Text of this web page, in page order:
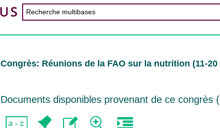
Congrès: Réunions de la FAO sur la nutrition (11-
Documents disponibles provenant de ce congrès (